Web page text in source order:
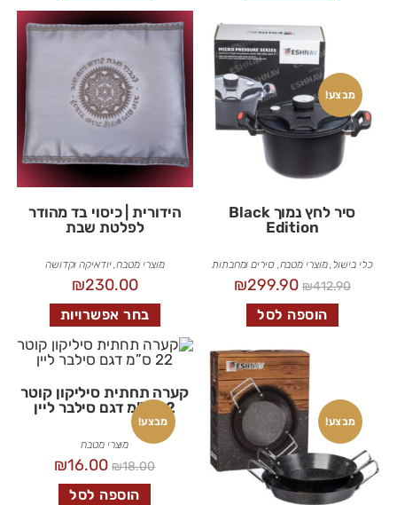
מבצע!
סיר לחץ נמוך Black
Edition
כלי בישול ,מוצרי מטבח ,סירים ומחבתות
₪412.90
₪299.90
הוספה לסל
הידורית | כיסוי בד מהודר
לפלטת שבת
מוצרי מטבח,יודאיקה וקדושה
₪230.00
בחר אפשרויות
מבצע! מבצע!
קערה תחתית סיליקון קוטר
22 ס”מ דגם סילבר ליין
מוצרי מטבח
₪18.00
₪16.00
הוספה לסל